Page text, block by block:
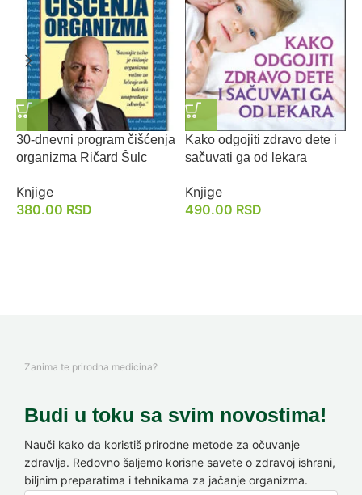
30-dnevni program čišćenja
organizma Ričard Šulc
Knjige
380.00 RSD
Kako odgojiti zdravo dete i
sačuvati ga od lekara
Knjige
490.00 RSD
Zanima te prirodna medicina?
Budi u toku sa svim novostima!
Nauči kako da koristiš prirodne metode za očuvanje
zdravlja. Redovno šaljemo korisne savete o zdravoj ishrani,
biljnim preparatima i tehnikama za jačanje organizma.